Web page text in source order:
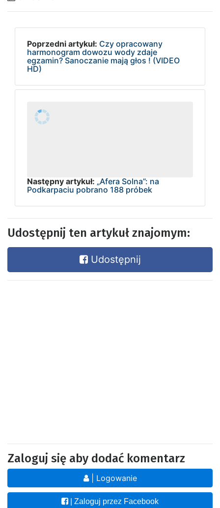
Poprzedni artykuł: Czy opracowany
harmonogram dowozu wody zdaje
egzamin? Sanoczanie mają głos ! (VIDEO
HD)
Następny artykuł: „Afera Solna”: na
Podkarpaciu pobrano 188 próbek
Udostępnij ten artykuł znajomym:
Udostępnij
Zaloguj się aby dodać komentarz
| Logowanie
| Zaloguj przez Facebook